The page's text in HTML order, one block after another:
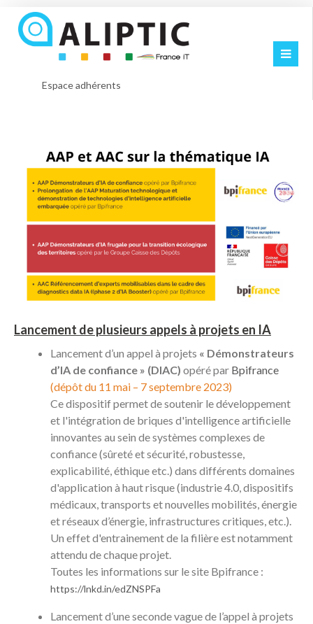
Espace adhérents
Lancement de plusieurs appels à projets en IA
Lancement d’un appel à projets « Démonstrateurs
d’IA de confiance » (DIAC) opéré par Bpifrance
(dépôt du 11 mai – 7 septembre 2023)
Ce dispositif permet de soutenir le développement
et l'intégration de briques d'intelligence artificielle
innovantes au sein de systèmes complexes de
confiance (sûreté et sécurité, robustesse,
explicabilité, éthique etc.) dans différents domaines
d'application à haut risque (industrie 4.0, dispositifs
médicaux, transports et nouvelles mobilités, énergie
et réseaux d’énergie, infrastructures critiques, etc.).
Un effet d'entrainement de la filière est notamment
attendu de chaque projet.
Toutes les informations sur le site Bpifrance :
https://lnkd.in/edZNSPFa
Lancement d’une seconde vague de l’appel à projets